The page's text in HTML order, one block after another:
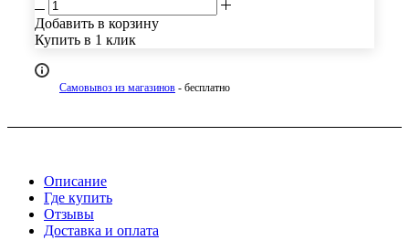
Добавить в корзину
Купить в 1 клик
Самовывоз из магазинов - бесплатно
Описание
Где купить
Отзывы
Доставка и оплата